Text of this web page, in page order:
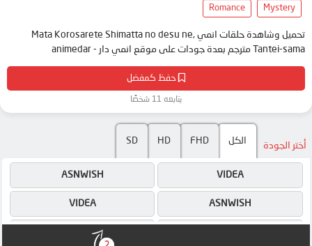
حفظ كمفضل
يتابعه 11 شخصًا
Mystery
Romance
تحميل وشاهدة حلقات انمي Mata Korosarete Shimatta no desu ne,
Tantei-sama مترجم بعدة جودات على موقع انمي دار - animedar
أختر الجودة الكل FHD
HD
SD
VIDEA
ASNWISH
ASNWISH
VIDEA
4SHARED